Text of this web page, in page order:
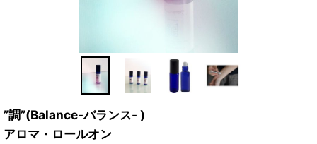
”調”(Balance-バランス- )
アロマ・ロールオン